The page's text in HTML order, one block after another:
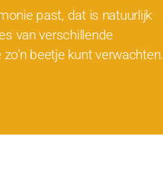
past, dat is natuurlijk
van verschillende
beetje kunt verwachten.